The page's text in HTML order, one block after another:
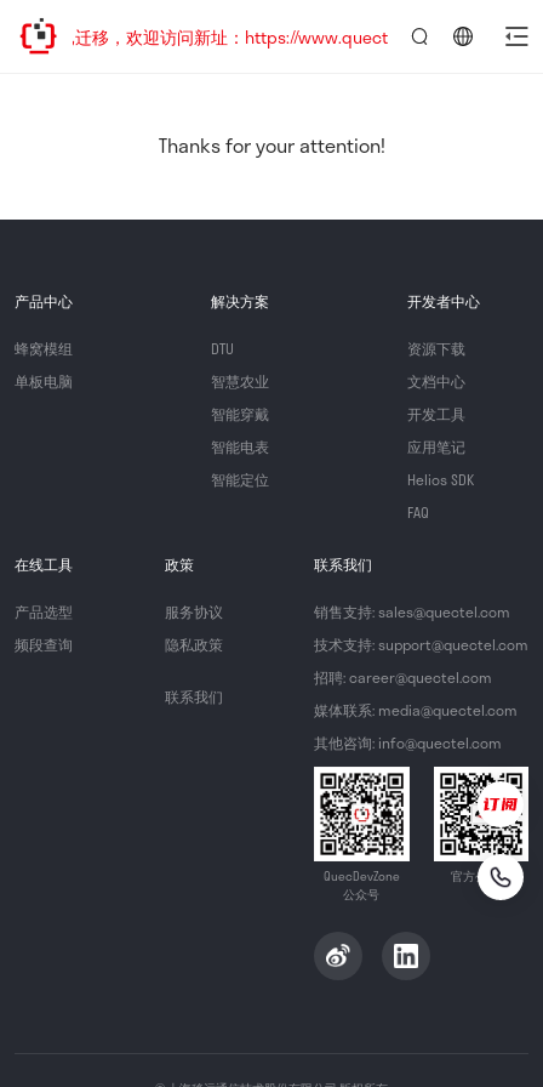
地址已迁移，欢迎访问新址：https://www.quectel.com.cn
Thanks for your attention!
产品中心
蜂窝模组
单板电脑
解决方案
DTU
智慧农业
智能穿戴
智能电表
智能定位
开发者中心
资源下载
文档中心
开发工具
应用笔记
Helios SDK
FAQ
在线工具
产品选型
频段查询
政策
服务协议
隐私政策
联系我们
联系我们
销售支持: sales@quectel.com
技术支持: support@quectel.com
招聘: career@quectel.com
媒体联系: media@quectel.com
其他咨询: info@quectel.com
QuecDevZone
公众号
官方公众号